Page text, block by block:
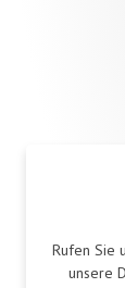
Rufen Sie
unsere